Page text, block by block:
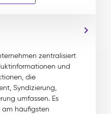
zentralisiert
und
die
Syndizierung,
umfassen. Es
häufigsten